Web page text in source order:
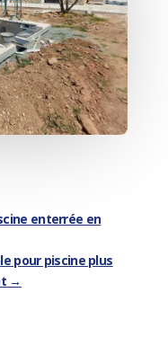
enterrée en
pour piscine plus
→